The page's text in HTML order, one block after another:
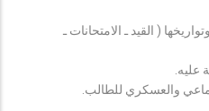
( القيد ـ الامتحانات ـ
عليه.
والعسكري للطالب.